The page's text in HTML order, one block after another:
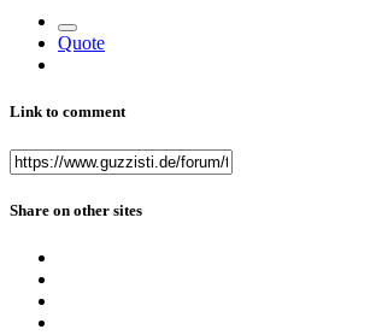
Quote
Link to comment
Share on other sites